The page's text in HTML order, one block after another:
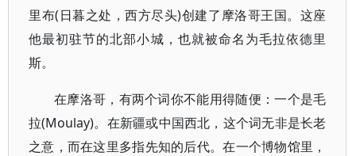
里布(日暮之处，西方尽头)创建了摩洛哥王国。这座
他最初驻节的北部小城，也就被命名为毛拉依德里
斯。
在摩洛哥，有两个词你不能用得随便：一个是毛
拉(Moulay)。在新疆或中国西北，这个词无非是长老
之意，而在这里多指先知的后代。在一个博物馆里，